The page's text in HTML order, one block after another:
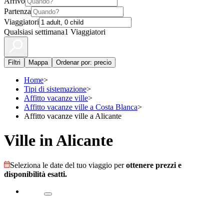
Partenza
Viaggiatori
Qualsiasi settimana1 Viaggiatori
Filtri Mappa Ordenar por: precio
Home>
Tipi di sistemazione>
Affitto vacanze ville>
Affitto vacanze ville a Costa Blanca>
Affitto vacanze ville a Alicante
Ville in Alicante
Seleziona le date del tuo viaggio perottenere prezzi e
disponibilità esatti.